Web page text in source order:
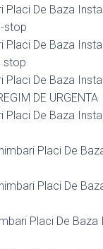
Placi De Baza
stop
Placi De Baza
stop
Placi De Baza
DE URGENTA
Placi De Baza
Placi De
Placi De
Placi De